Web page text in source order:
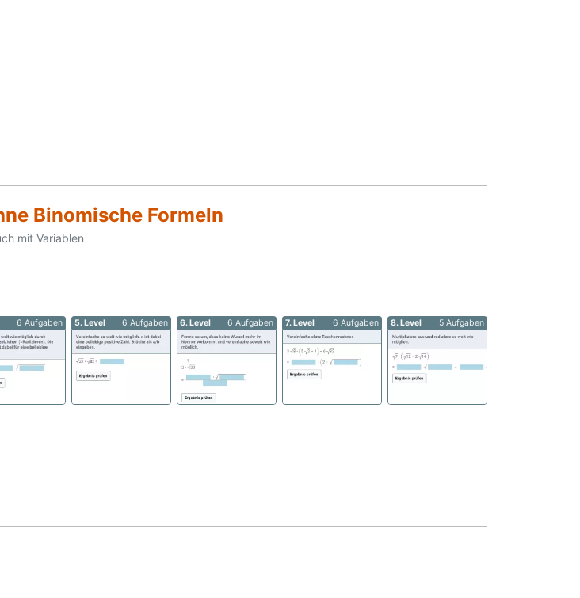
Binomische Formeln
mit Variablen
6 Aufgaben 5. Level 6 Aufgaben 6. Level 6 Aufgaben 7. Level 6 Aufgaben 8. Level 5 Aufgaben